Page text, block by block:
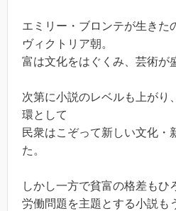
エミリー・ブロンテが生きた
ヴィクトリア朝。
富は文化をはぐくみ、芸術が
次第に小説のレベルも上がり
環として
民衆はこぞって新しい文化・
た。
しかし一方で貧富の格差もひ
労働問題を主題とする小説も